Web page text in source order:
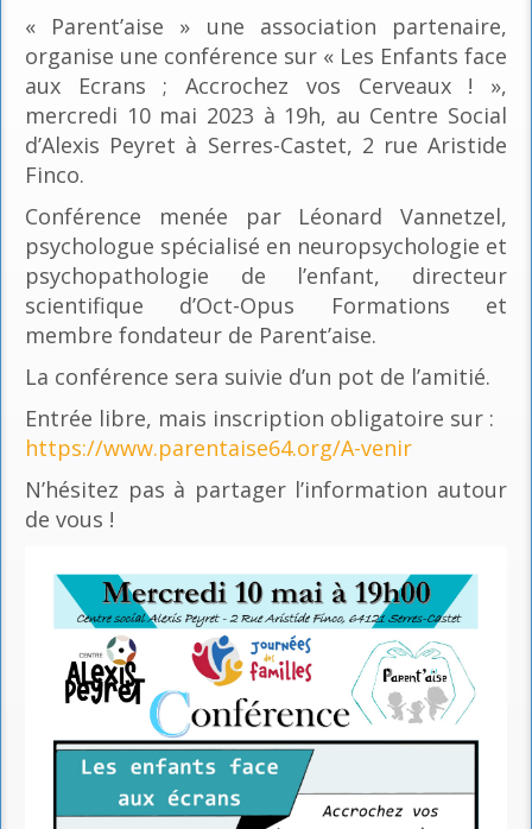
« Parent’aise » une association partenaire,
organise une conférence sur « Les Enfants face
aux Ecrans ; Accrochez vos Cerveaux ! »,
mercredi 10 mai 2023 à 19h, au Centre Social
d’Alexis Peyret à Serres-Castet, 2 rue Aristide
Finco.
Conférence menée par Léonard Vannetzel,
psychologue spécialisé en neuropsychologie et
psychopathologie de l’enfant, directeur
scientifique d’Oct-Opus Formations et
membre fondateur de Parent’aise.
La conférence sera suivie d’un pot de l’amitié.
Entrée libre, mais inscription obligatoire sur :
https://www.parentaise64.org/A-venir
N’hésitez pas à partager l’information autour
de vous !